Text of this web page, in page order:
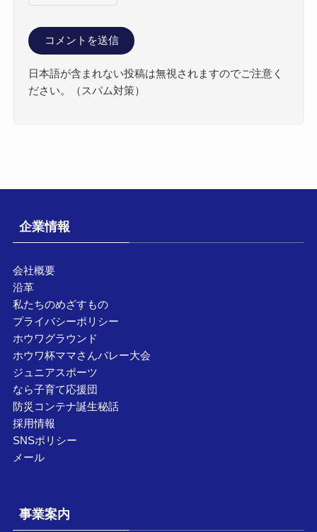
日本語が含まれない投稿は無視されますのでご注意く
ださい。（スパム対策）
企業情報
会社概要
沿革
私たちのめざすもの
プライバシーポリシー
ホウワグラウンド
ホウワ杯ママさんバレー大会
ジュニアスポーツ
なら子育て応援団
防災コンテナ誕生秘話
採用情報
SNSポリシー
メール
事業案内